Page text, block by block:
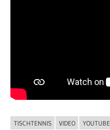
ALLGEMEIN
TISCHTENNIS VIDEO YOUTUBE